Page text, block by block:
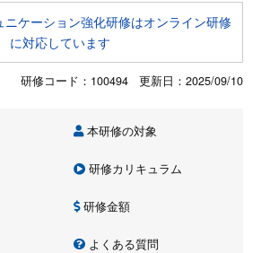
ニケーション強化研修はオンライン研修
に対応しています
研修コード：100494 更新日： 2025/09/10
本研修の対象
研修カリキュラム
研修金額
よくある質問